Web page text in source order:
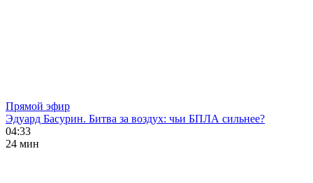
Прямой эфир
Эдуард Басурин. Битва за воздух: чьи БПЛА сильнее?
04:33
24 мин